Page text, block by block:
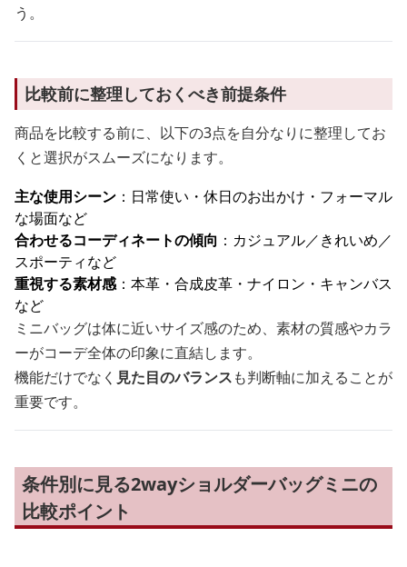
う。
比較前に整理しておくべき前提条件
商品を比較する前に、以下の3点を自分なりに整理してお
くと選択がスムーズになります。
主な使用シーン ：日常使い・休日のお出かけ・フォーマル
な場面など
合わせるコーディネートの傾向 ：カジュアル／きれいめ／
スポーティなど
重視する素材感：本革・合成皮革・ナイロン・キャンバス
など
ミニバッグは体に近いサイズ感のため、素材の質感やカラ
ーがコーデ全体の印象に直結します。
機能だけでなく 見た目のバランスも判断軸に加えることが
重要です。
条件別に見る2wayショルダーバッグミニの
比較ポイント